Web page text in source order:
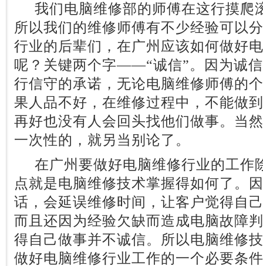
我们电脑维修部的师傅在这行摸爬
所以我们的维修师傅有不少经验可以
行业的后辈们，在广州应该如何做好
呢？关键两个字——“诚信”。因为诚
行信守的承诺，无论电脑维修师傅的
果人品不好，在维修过程中，不能做
再好也没有人会回头找他们做事。当
一次性的，就另当别论了。
在广州要做好电脑维修行业的工作
点就是电脑维修技术掌握得如何了。
话，会延误维修时间，让客户觉得自
而且还因为经验欠缺而造成电脑故障
得自己做事并不诚信。所以电脑维修
做好电脑维修行业工作的一个必要条